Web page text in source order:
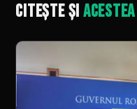
Citește șiacestea